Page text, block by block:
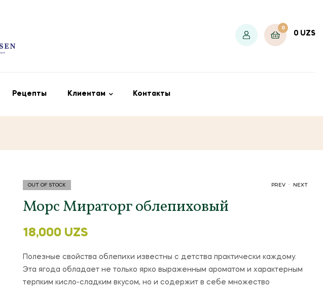
0
0 UZS
Рецепты Клиентам Контакты
PREV NEXT
OUT OF STOCK
Морс Мираторг облепиховый
18,000 UZS
Полезные свойства облепихи известны с детства практически каждому.
Эта ягода обладает не только ярко выраженным ароматом и характерным
терпким кисло-сладким вкусом, но и содержит в себе множество